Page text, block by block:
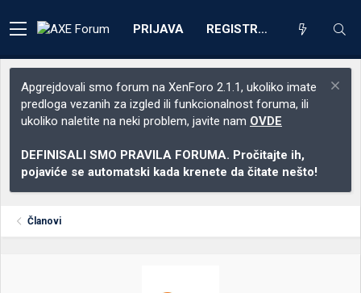
PRIJAVA REGISTRACIJA
Apgrejdovali smo forum na XenForo 2.1.1, ukoliko imate
predloga vezanih za izgled ili funkcionalnost foruma, ili
ukoliko naletite na neki problem, javite nam OVDE
DEFINISALI SMO PRAVILA FORUMA. Pročitajte ih,
pojaviće se automatski kada krenete da čitate nešto!
Članovi